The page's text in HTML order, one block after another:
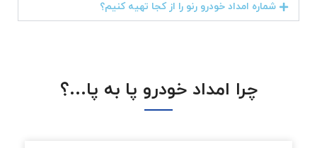
شماره امداد خودرو رنو را از کجا تهیه کنیم؟
چرا امداد خودرو پا به پا...؟